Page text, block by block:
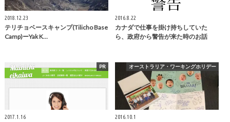
2018.12.23
テリチョベースキャンプ(Tilicho Base
Camp)ーYak K…
2016.8.22
カナダで仕事を掛け持ちしていた
ら、政府から警告が来た時のお話
PR
2017.1.16
オーストラリア・ワーキングホリデー
2016.10.1